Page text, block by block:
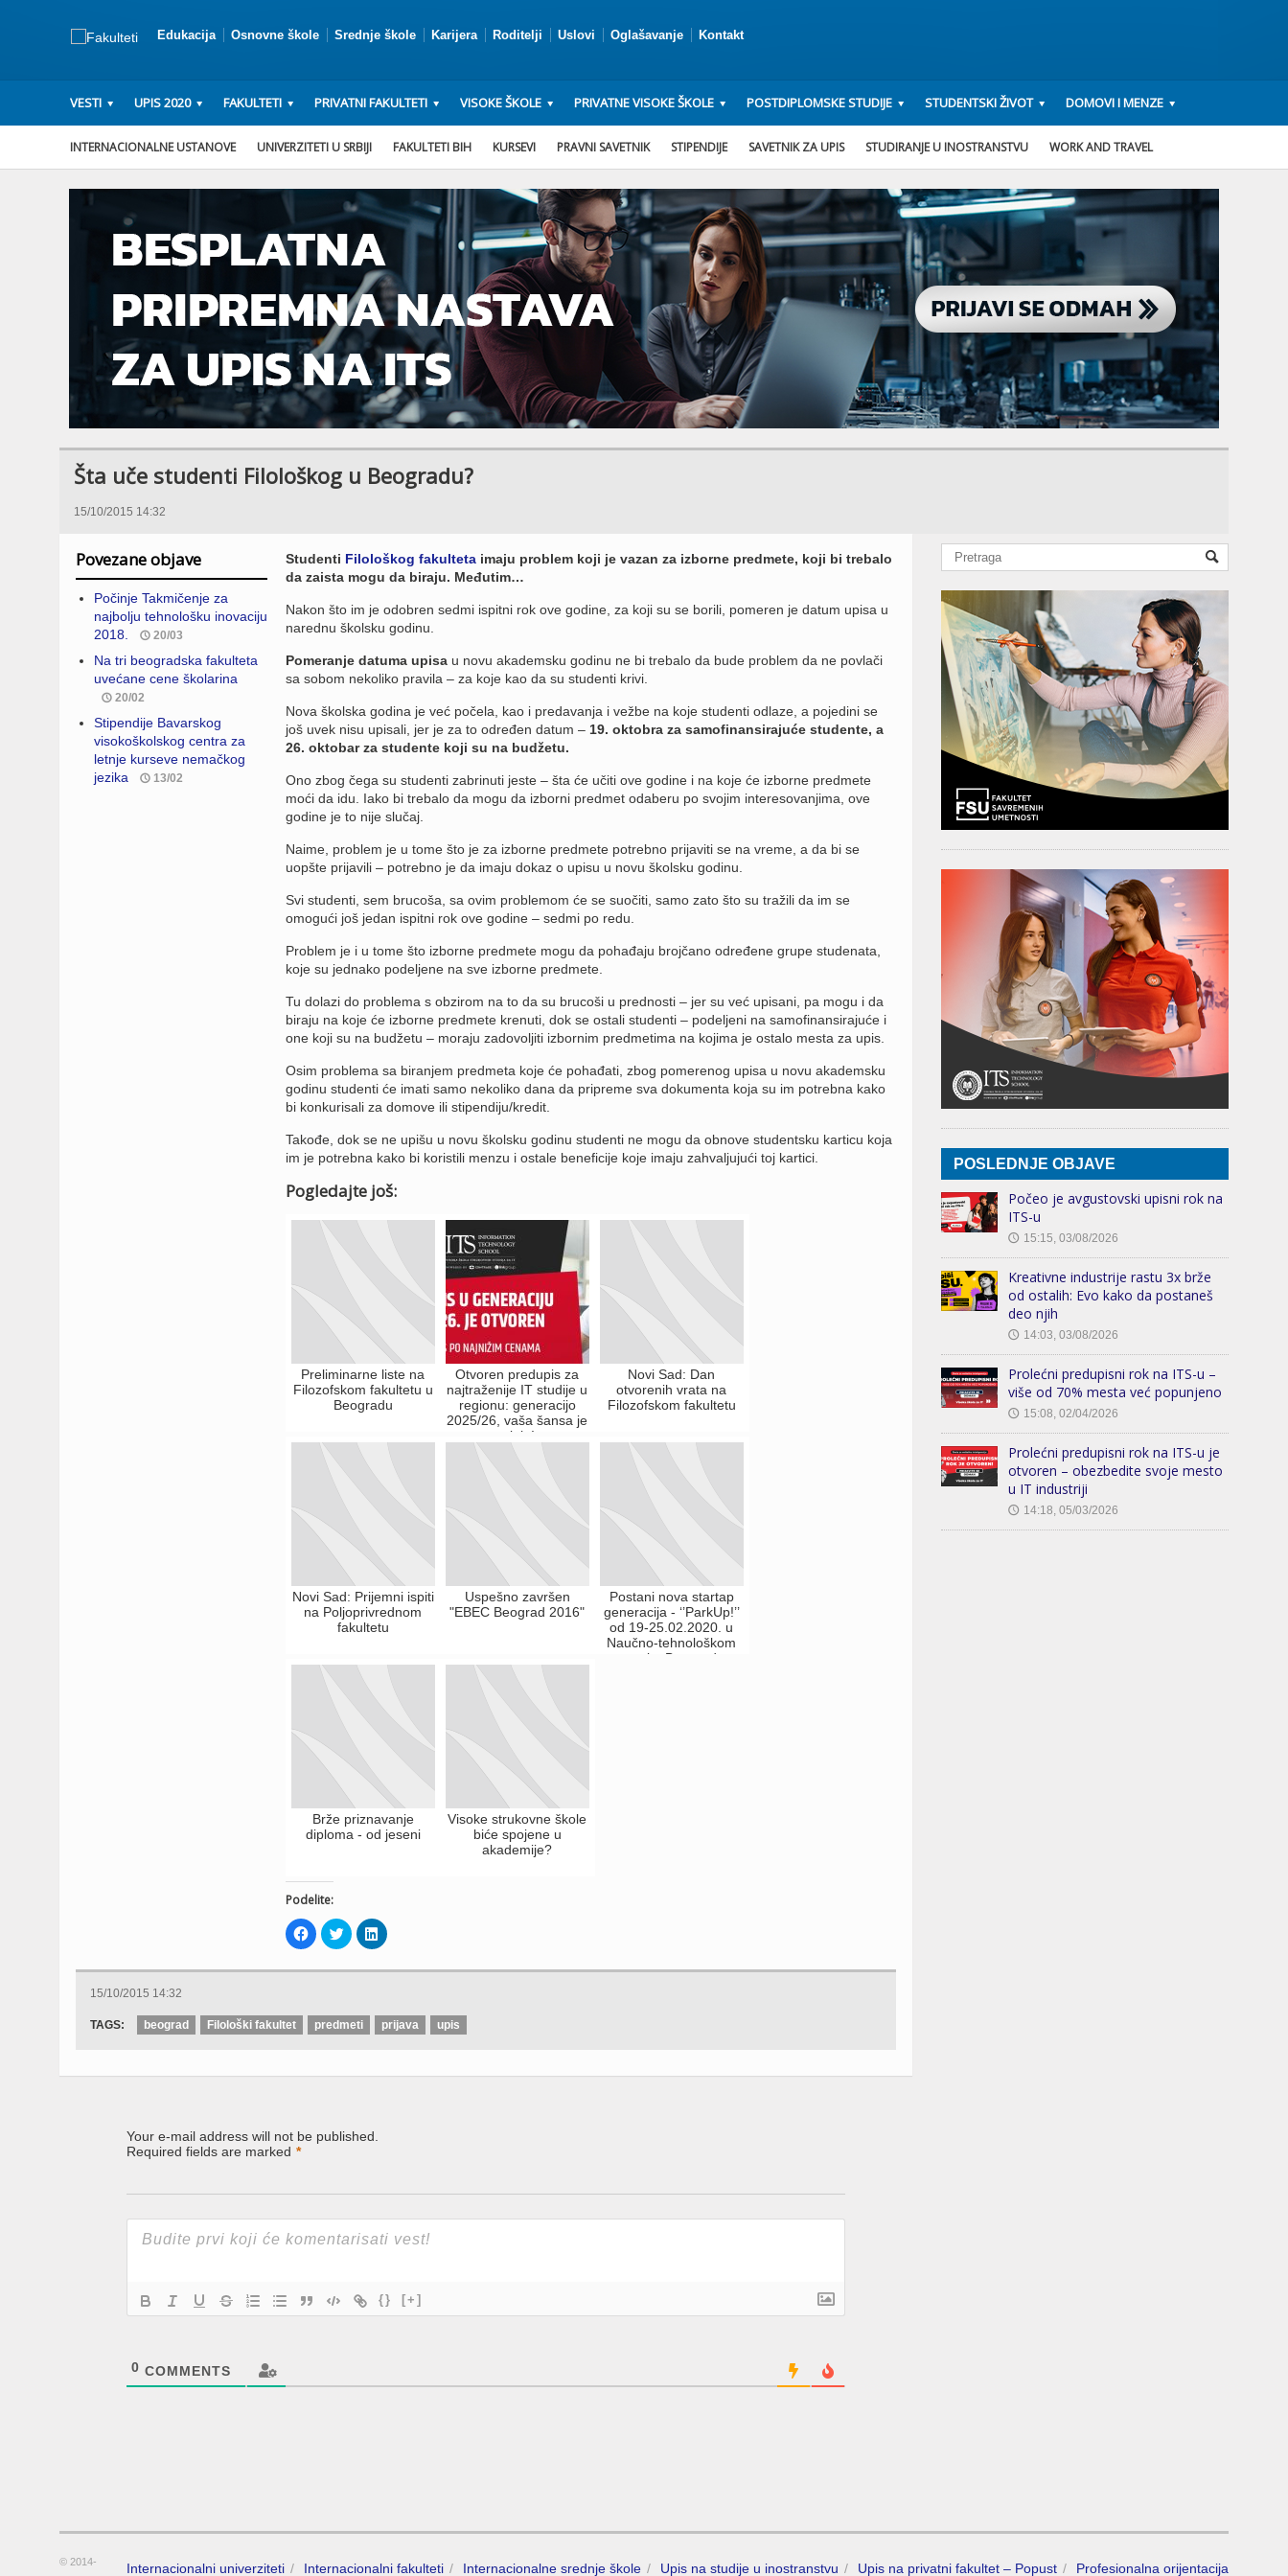
Edukacija Osnovne škole Srednje škole Karijera Roditelji Uslovi Oglašavanje Kontakt
VESTI UPIS 2020 FAKULTETI PRIVATNI FAKULTETI VISOKE ŠKOLE PRIVATNE VISOKE ŠKOLE POSTDIPLOMSKE STUDIJE STUDENTSKI ŽIVOT DOMOVI I MENZE
INTERNACIONALNE USTANOVE UNIVERZITETI U SRBIJI FAKULTETI BIH KURSEVI PRAVNI SAVETNIK STIPENDIJE SAVETNIK ZA UPIS STUDIRANJE U INOSTRANSTVU WORK AND TRAVEL
Šta uče studenti Filološkog u Beogradu?
15/10/2015 14:32
Povezane objave
Počinje Takmičenje za
najbolju tehnološku inovaciju
2018.
20/03
Na tri beogradska fakulteta
uvećane cene školarina
20/02
Stipendije Bavarskog
visokoškolskog centra za
letnje kurseve nemačkog
jezika
13/02
Studenti Filološkog fakultetaimaju problem koji je vazan za izborne predmete, koji bi trebalo
da zaista mogu da biraju. Međutim…
Nakon što im je odobren sedmi ispitni rok ove godine, za koji su se borili, pomeren je datum upisa u
narednu školsku godinu.
Pomeranje datuma upisau novu akademsku godinu ne bi trebalo da bude problem da ne povlači
sa sobom nekoliko pravila – za koje kao da su studenti krivi.
Nova školska godina je već počela, kao i predavanja i vežbe na koje studenti odlaze, a pojedini se
još uvek nisu upisali, jer je za to određen datum – 19. oktobra za samofinansirajuće studente, a
26. oktobar za studente koji su na budžetu.
Ono zbog čega su studenti zabrinuti jeste – šta će učiti ove godine i na koje će izborne predmete
moći da idu. Iako bi trebalo da mogu da izborni predmet odaberu po svojim interesovanjima, ove
godine je to nije slučaj.
Naime, problem je u tome što je za izborne predmete potrebno prijaviti se na vreme, a da bi se
uopšte prijavili – potrebno je da imaju dokaz o upisu u novu školsku godinu.
Svi studenti, sem brucoša, sa ovim problemom će se suočiti, samo zato što su tražili da im se
omogući još jedan ispitni rok ove godine – sedmi po redu.
Problem je i u tome što izborne predmete mogu da pohađaju brojčano određene grupe studenata,
koje su jednako podeljene na sve izborne predmete.
Tu dolazi do problema s obzirom na to da su brucoši u prednosti – jer su već upisani, pa mogu i da
biraju na koje će izborne predmete krenuti, dok se ostali studenti – podeljeni na samofinansirajuće i
one koji su na budžetu – moraju zadovoljiti izbornim predmetima na kojima je ostalo mesta za upis.
Osim problema sa biranjem predmeta koje će pohađati, zbog pomerenog upisa u novu akademsku
godinu studenti će imati samo nekoliko dana da pripreme sva dokumenta koja su im potrebna kako
bi konkurisali za domove ili stipendiju/kredit.
Takođe, dok se ne upišu u novu školsku godinu studenti ne mogu da obnove studentsku karticu koja
im je potrebna kako bi koristili menzu i ostale beneficije koje imaju zahvaljujući toj kartici.
Pogledajte još:
Preliminarne liste na
Filozofskom fakultetu u
Beogradu
Otvoren predupis za
najtraženije IT studije u
regionu: generacijo
2025/26, vaša šansa je
stigla!
Novi Sad: Dan
otvorenih vrata na
Filozofskom fakultetu
Novi Sad: Prijemni ispiti
na Poljoprivrednom
fakultetu
Uspešno završen
"EBEC Beograd 2016"
Postani nova startap
generacija - ‘’ParkUp!’’
od 19-25.02.2020. u
Naučno-tehnološkom
parku Beograd
Brže priznavanje
diploma - od jeseni
Visoke strukovne škole
biće spojene u
akademije?
Podelite:
Click
to
share
Facebook
window)
Click
to
share
Twitter
window)
Click
to
LinkedIn
window)
15/10/2015 14:32
TAGS: beograd Filološki fakultet predmeti prijava upis
Your e-mail address will not be published.
Required fields are marked *
{} [+]
0 COMMENTS
POSLEDNJE OBJAVE
Počeo je avgustovski upisni rok na
ITS-u
🕔 15:15, 03/08/2026
Kreativne industrije rastu 3x brže
od ostalih: Evo kako da postaneš
deo njih
🕔 14:03, 03/08/2026
Prolećni predupisni rok na ITS-u –
više od 70% mesta već popunjeno
🕔 15:08, 02/04/2026
Prolećni predupisni rok na ITS-u je
otvoren – obezbedite svoje mesto
u IT industriji
🕔 14:18, 05/03/2026
Internacionalni univerziteti Internacionalni fakulteti Internacionalne srednje škole Upis na studije u inostranstvu Upis na privatni fakultet – Popust Profesionalna orijentacija
© 2014-